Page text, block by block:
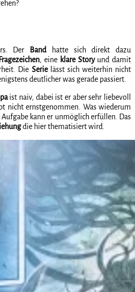
Der Bandhatte sich direkt dazu
Fragezeichen, eine klare Storyund damit
Die Serielässt sich weiterhin nicht
deutlicher was gerade passiert.
ist naiv, dabei ist er aber sehr liebevoll
nicht ernstgenommen. Was wiederum
kann er unmöglich erfüllen. Das
die hier thematisiert wird.